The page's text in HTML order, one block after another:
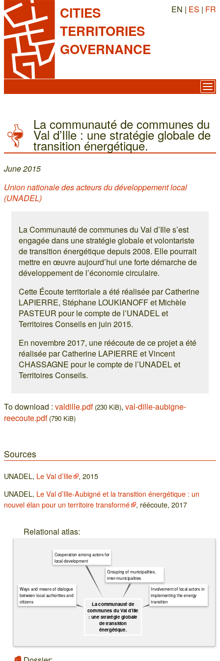
CITIES
TERRITORIES
GOVERNANCE
EN | ES | FR
La communauté de communes du
Val d’Ille : une stratégie globale de
transition énergétique.
June 2015
Union nationale des acteurs du développement local
(UNADEL)
La Communauté de communes du Val d’Ille s’est
engagée dans une stratégie globale et volontariste
de transition énergétique depuis 2008. Elle pourrait
mettre en œuvre aujourd’hui une forte démarche de
développement de l’économie circulaire.
Cette Écoute territoriale a été réalisée par Catherine
LAPIERRE, Stéphane LOUKIANOFF et Michèle
PASTEUR pour le compte de l’UNADEL et
Territoires Conseils en juin 2015.
En novembre 2017, une réécoute de ce projet a été
réalisée par Catherine LAPIERRE et Vincent
CHASSAGNE pour le compte de l’UNADEL et
Territoires Conseils.
To download : valdille.pdf (230 KiB), val-dille-aubigne-
reecoute.pdf (790 KiB)
Sources
UNADEL, Le Val d’Ille
, 2015
UNADEL, Le Val d’Ille-Aubigné et la transition énergétique : un
nouvel élan pour un territoire transformé
, réécoute, 2017
Relational atlas:
La communauté de
communes du Val d’Ille
: une stratégie globale
de transition
énergétique.
Involvement of local actors in
implementing the energy
transition
Grouping of municipalities,
inter-municipalities
Cooperation among actors for
local development
Ways and means of dialogue
between local authorities and
citizens